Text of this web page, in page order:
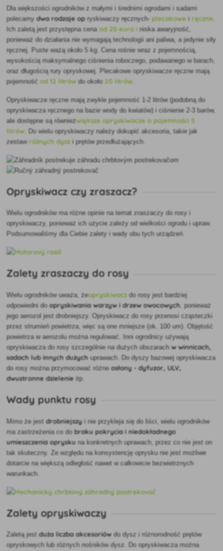
Dla większości ogrodników z małymi i średnimi ogrodami isadami
polecamy dwa rodzaje op ryskiwaczy ręcznych-plecakowe iręczne
Ich zaletą jest przystępna cenaod 20 euro i niska awaryjność,
ponieważ do działania nie wymagają technologii ani paliwa, a jedynie siły
ręcznej. Puste ważą około 5 kg. Cena rośnie wraz z pojemnością,
wysokością maksymalnego ciśnienia roboczego, podawanego w barach,
oraz długością rury opryskowej. Plecakowe opryskiwacze ręczne mają
pojemnośćod 12 litrów do około 20 litrów
Opryskiwacze ręczne mają zwykle pojemność 1-2 litrów (podobną do
opryskiwacza ręcznego na bazie wody do kwiatów) i ciśnienie 2-3 barów,
aledostępne są równieżwiększe opryskiwacze o pojemności 5
litrów . Do wielu opryskiwaczy należy dokupić akcesoria, takie jak
zestawróżnych dysz i prętów przedłużających.
Opryskiwacz czy zraszacz?
Wielu ogrodników ma różne opinie na temat zraszaczy do rosy i
opryskiwaczy, ponieważ ich użycie zależy od wielkości ogrodu i upraw.
Podsumowaliśmy dla Ciebie zalety i wady obu tych urządzeń.
Zalety zraszaczy do rosy
Wieluogrodników uważa, żeopryskiwacz do rosy jest bardziej
odpowiedni doopryskiwania warzyw i drzew owocowych , ponieważ
jego aerozol jest drobniejszy. Opryskiwacz do rosy przenosi cząsteczki
przez strumień powietrza, więc są one mniejsze (ok. 100 um). Objętość
powietrza w aerozolu można regulować. Inni ogrodnicy używają
opryskiwacza do rosy szczególnie na dużych obszarachw winnicach,
sadach lub innych dużych uprawach. Do dyszy bazowej opryskiwacza
do rosy można przymocować różneosłony - dyfuzor, ULV,
dwustronne dzielenie itp.
Wady punktu rosy
Mimo że jestdrobniejszyi nie przykleja się do liści, wielu ogrodników
ma zastrzeżenia co dobraku pokrycia i niedokładnego
umieszczenia opryskuna konkretnych uprawach, przez co nie jest on
tak skuteczny. Ze względu na konsystencję oprysku nie jest możliwe
dotarcie na większą odległość nawet w całkowicie bezwietrznych
warunkach.
Zalety opryskiwaczy
Zaletą jestduża liczba akcesoriów do dysz i różnorodność prętów
opryskowych lub różnych nośników dysz. Do opryskiwacza można